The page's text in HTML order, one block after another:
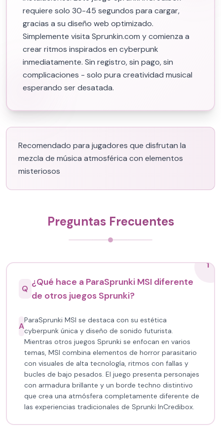
requiere solo 30-45 segundos para cargar,
gracias a su diseño web optimizado.
Simplemente visita Sprunkin.com y comienza a
crear ritmos inspirados en cyberpunk
inmediatamente. Sin registro, sin pago, sin
complicaciones - solo pura creatividad musical
esperando ser desatada.
Recomendado para jugadores que disfrutan la
mezcla de música atmosférica con elementos
misteriosos
Preguntas Frecuentes
1
Q
¿Qué hace a ParaSprunki MSI diferente
de otros juegos Sprunki?
A
ParaSprunki MSI se destaca con su estética
cyberpunk única y diseño de sonido futurista.
Mientras otros juegos Sprunki se enfocan en varios
temas, MSI combina elementos de horror parasitario
con visuales de alta tecnología, ritmos con fallas y
bucles de bajo pesados. El juego presenta personajes
con armadura brillante y un borde techno distintivo
que crea una atmósfera completamente diferente de
las experiencias tradicionales de Sprunki InCredibox.